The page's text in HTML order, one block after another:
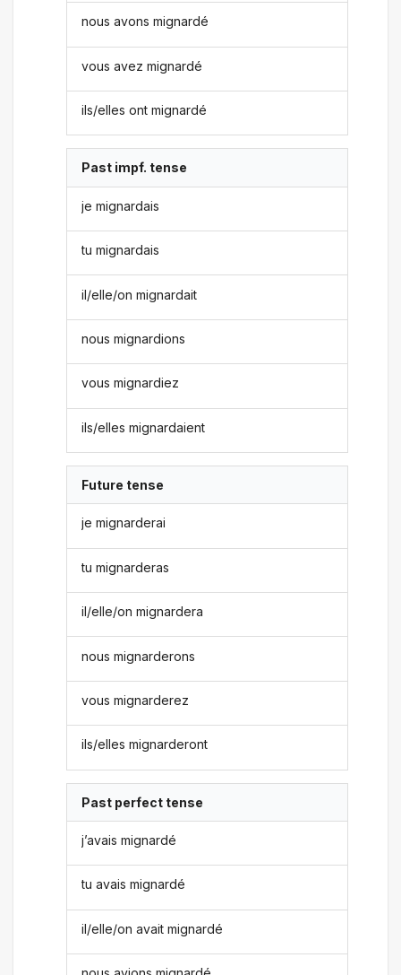
nous avons mignardé
vous avez mignardé
ils/elles ont mignardé
Past impf. tense
je mignardais
tu mignardais
il/elle/on mignardait
nous mignardions
vous mignardiez
ils/elles mignardaient
Future tense
je mignarderai
tu mignarderas
il/elle/on mignardera
nous mignarderons
vous mignarderez
ils/elles mignarderont
Past perfect tense
j’avais mignardé
tu avais mignardé
il/elle/on avait mignardé